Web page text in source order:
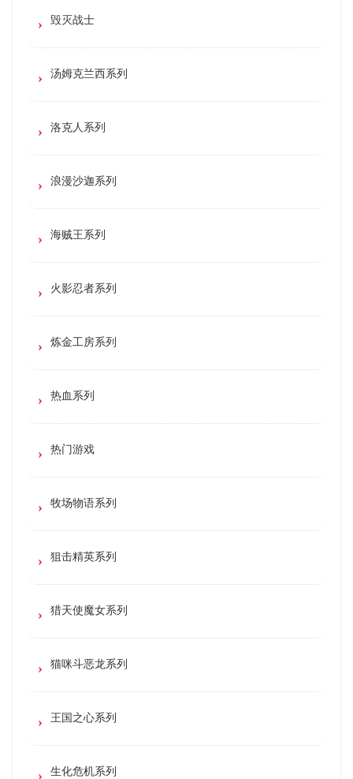
毁灭战士
汤姆克兰西系列
洛克人系列
浪漫沙迦系列
海贼王系列
火影忍者系列
炼金工房系列
热血系列
热门游戏
牧场物语系列
狙击精英系列
猎天使魔女系列
猫咪斗恶龙系列
王国之心系列
生化危机系列